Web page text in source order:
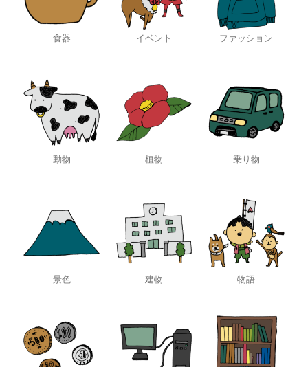
食器 イベント ファッション
動物 植物 乗り物
景色 建物 物語